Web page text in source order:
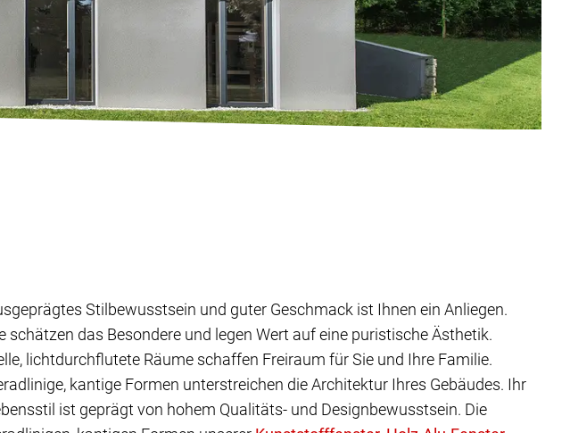
Stilbewusstsein und guter Geschmack ist Ihnen ein Anliegen.
schätzen das Besondere und legen Wert auf eine puristische Ästhetik.
lichtdurchflutete Räume schaffen Freiraum für Sie und Ihre Familie.
kantige Formen unterstreichen die Architektur Ihres Gebäudes. Ihr
ist geprägt von hohem Qualitäts- und Designbewusstsein. Die